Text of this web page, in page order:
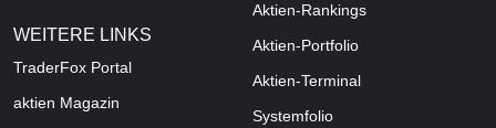
WEITERE LINKS
TraderFox Portal
aktien Magazin
Aktien-Rankings
Aktien-Portfolio
Aktien-Terminal
Systemfolio